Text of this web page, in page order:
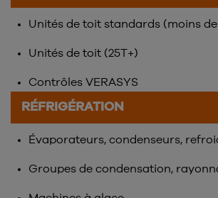
Unités de toit standards (moins de
Unités de toit (25T+)
Contrôles VERASYS
RÉFRIGÉRATION
Évaporateurs, condenseurs,
Groupes de condensation,